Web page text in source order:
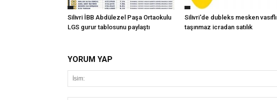
Silivri İBB Abdülezel Paşa Ortaokulu
LGS gurur tablosunu paylaştı
Silivri'de dubleks mesken vasıflı
taşınmaz icradan satılık
YORUM YAP